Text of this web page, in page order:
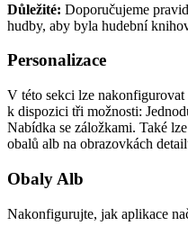
Důležité: Doporučujeme
hudby, aby byla hudební
Personalizace
V této sekci lze
k dispozici tři možnosti:
Nabídka se záložkami. Také
obalů alb na obrazovkách
Obaly Alb
Nakonfigurujte, jak aplikace